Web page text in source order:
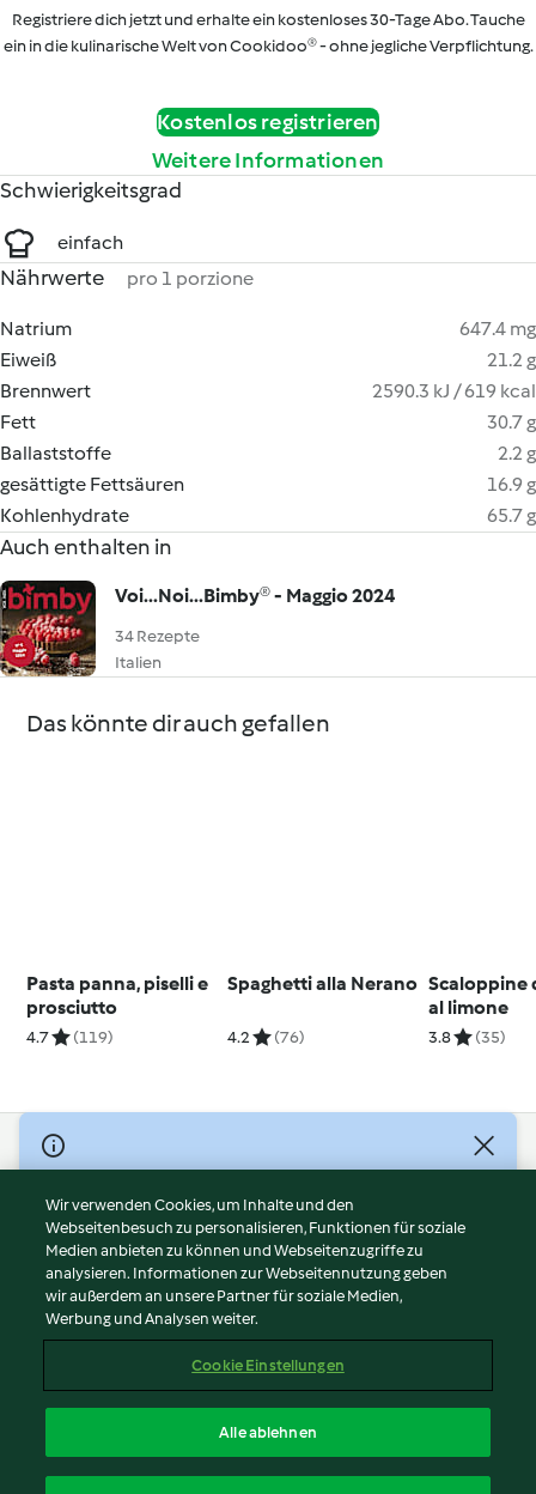
Registriere dich jetzt und erhalte ein kostenloses 30-Tage Abo. Tauche
ein in die kulinarische Welt von Cookidoo® - ohne jegliche Verpflichtung.
Kostenlos registrieren
Weitere Informationen
Schwierigkeitsgrad
einfach
Nährwerte pro 1 porzione
Natrium
647.4 mg
Eiweiß
21.2 g
Brennwert
2590.3 kJ / 619 kcal
Fett
30.7 g
Ballaststoffe
2.2 g
gesättigte Fettsäuren
16.9 g
Kohlenhydrate
65.7 g
Auch enthalten in
Voi...Noi...Bimby® - Maggio 2024
34 Rezepte
Italien
Das könnte dir auch gefallen
Pasta panna, piselli e
prosciutto
4.7 (119)
Spaghetti alla Nerano
4.2 (76)
Scaloppine
al limone
3.8 (35)
© Copyright 2026
Nutzungsbedingungen
Datenschutzrichtlinien
Disclaimer
Impressum
Cookies
Abo kündigen
Erklärung zur Barrierefreiheit
Wir verwenden Cookies, um Inhalte und den
Webseitenbesuch zu personalisieren, Funktionen für soziale
Medien anbieten zu können und Webseitenzugriffe zu
analysieren. Informationen zur Webseitennutzung geben
wir außerdem an unsere Partner für soziale Medien,
Werbung und Analysen weiter.
Cookie Einstellungen
Alle ablehnen